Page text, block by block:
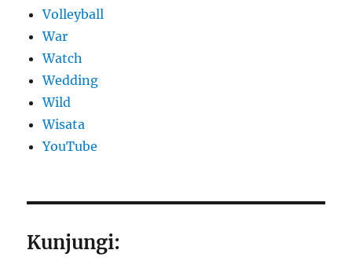
Volleyball
War
Watch
Wedding
Wild
Wisata
YouTube
Kunjungi: